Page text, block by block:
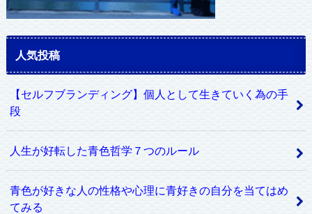
人気投稿
【セルフブランディング】個人として生きていく為の手
段
人生が好転した青色哲学７つのルール
青色が好きな人の性格や心理に青好きの自分を当てはめ
てみる